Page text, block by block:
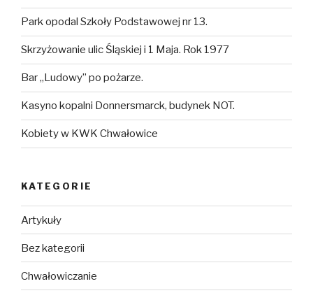
Park opodal Szkoły Podstawowej nr 13.
Skrzyżowanie ulic Śląskiej i 1 Maja. Rok 1977
Bar „Ludowy” po pożarze.
Kasyno kopalni Donnersmarck, budynek NOT.
Kobiety w KWK Chwałowice
KATEGORIE
Artykuły
Bez kategorii
Chwałowiczanie